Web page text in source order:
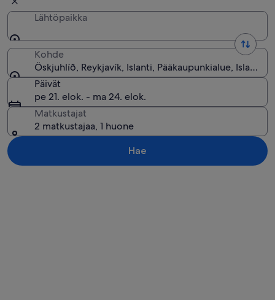
Lähtöpaikka
Kohde
Öskjuhlíð, Reykjavík, Islanti, Pääkaupunkialue, Islanti
Päivät
pe 21. elok. - ma 24. elok.
Matkustajat
2 matkustajaa, 1 huone
Hae